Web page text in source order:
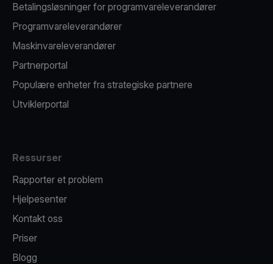
Betalingsløsninger for programvareleverandører
Programvareleverandører
Maskinvareleverandører
Partnerportal
Populære enheter fra strategiske partnere
Utviklerportal
Ressurser
Rapporter et problem
Hjelpesenter
Kontakt oss
Priser
Blogg